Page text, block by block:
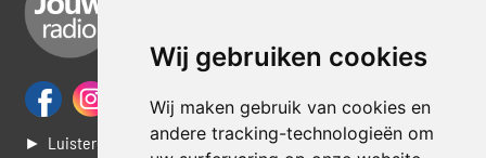
Wij gebruiken cookies
Wij maken gebruik van cookies en
andere tracking-technologieën om
► Luisteren naar Jouwradio